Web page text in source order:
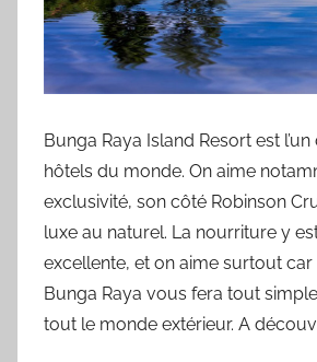
Bunga Raya Island Resort est
hôtels du monde. On aime
exclusivité, son côté Robinson
luxe au naturel. La nourriture y
excellente, et on aime surtout
Bunga Raya vous fera tout
tout le monde extérieur. A